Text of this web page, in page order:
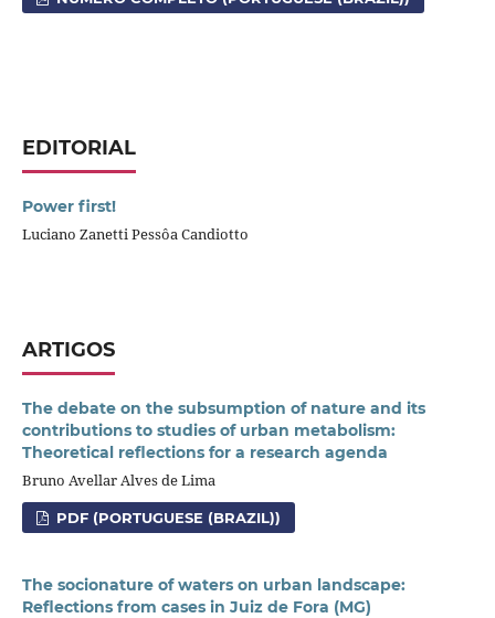
EDITORIAL
Power first!
Luciano Zanetti Pessôa Candiotto
ARTIGOS
The debate on the subsumption of nature and its
contributions to studies of urban metabolism:
Theoretical reflections for a research agenda
Bruno Avellar Alves de Lima
PDF (PORTUGUESE (BRAZIL))
The socionature of waters on urban landscape:
Reflections from cases in Juiz de Fora (MG)